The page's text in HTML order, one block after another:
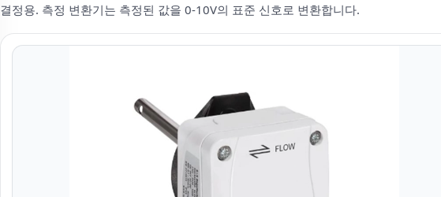
결정용. 측정 변환기는 측정된 값을 0-10V의 표준 신호로 변환합니다.